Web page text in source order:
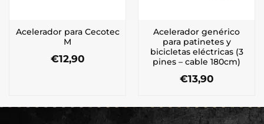
Acelerador para Cecotec
M
€12,90
Acelerador genérico
para patinetes y
bicicletas eléctricas (3
pines – cable 180cm)
€13,90